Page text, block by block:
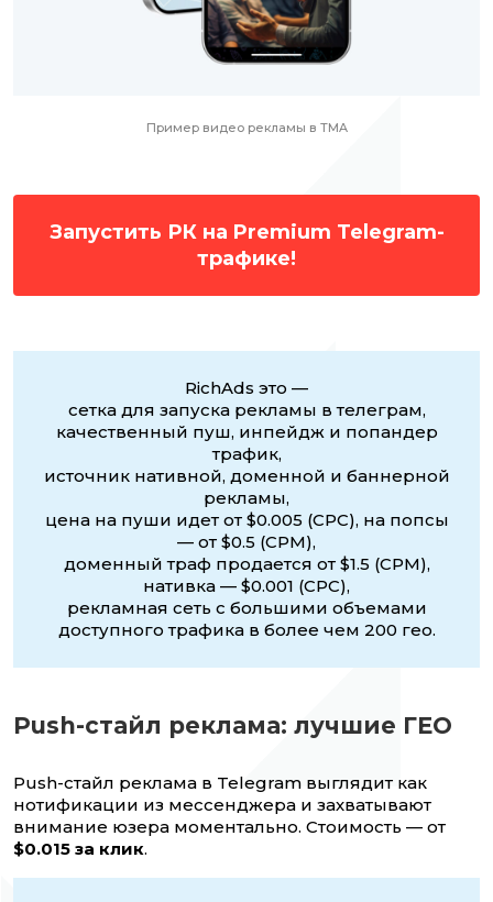
Пример видео рекламы в TMA
Запустить РК на Premium Telegram-
трафике!
RichAds это —
сетка для запуска рекламы в телеграм,
качественный пуш, инпейдж и попандер
трафик,
источник нативной, доменной и баннерной
рекламы,
цена на пуши идет от $0.005 (CPC), на попсы
— от $0.5 (CPM),
доменный траф продается от $1.5 (CPM),
нативка — $0.001 (CPC),
рекламная сеть с большими объемами
доступного трафика в более чем 200 гео.
Push-стайл реклама: лучшие ГЕО
Push-стайл реклама в Telegram выглядит как
нотификации из мессенджера и захватывают
внимание юзера моментально. Стоимость — от
$0.015 за клик.